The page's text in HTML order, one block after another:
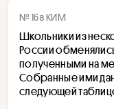
№ 16 в КИМ
Школьники из
России
полученными на
Собранные ими
следующей